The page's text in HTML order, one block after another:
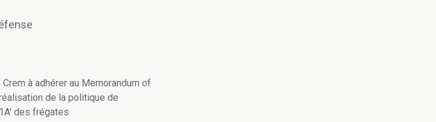
à adhérer au Memorandum of
de la politique de
des frégates